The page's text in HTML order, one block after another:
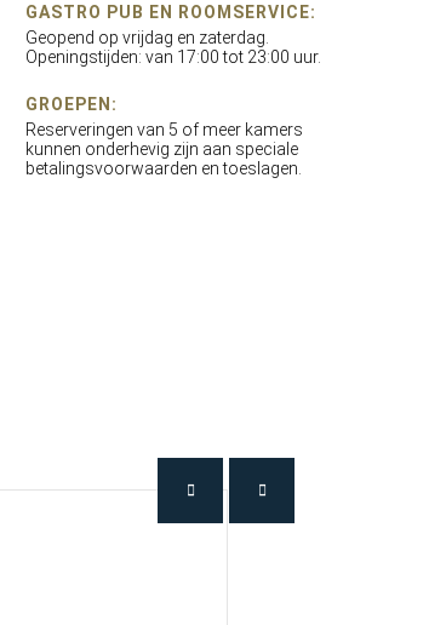
GASTRO PUB EN ROOMSERVICE:
Geopend op vrijdag en zaterdag.
Openingstijden: van 17:00 tot 23:00 uur.
GROEPEN:
Reserveringen van 5 of meer kamers
kunnen onderhevig zijn aan speciale
betalingsvoorwaarden en toeslagen.